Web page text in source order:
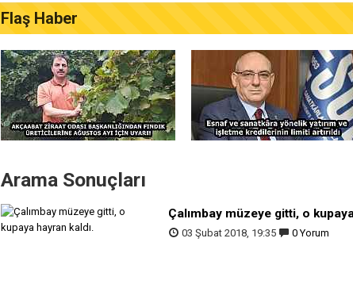
Flaş Haber
AKÇAABAT ZİRAAT ODASI BAŞKANLIĞINDAN
Arama Sonuçları
Çalımbay müzeye gitti, o
03 Şubat 2018, 19:35 0 Yorum